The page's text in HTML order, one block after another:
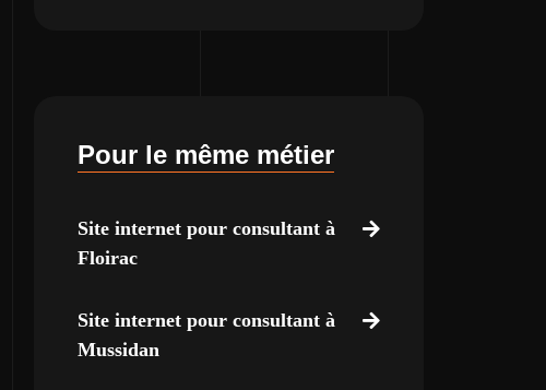
Pour le même métier
Site internet pour consultant à
Floirac
Site internet pour consultant à
Mussidan